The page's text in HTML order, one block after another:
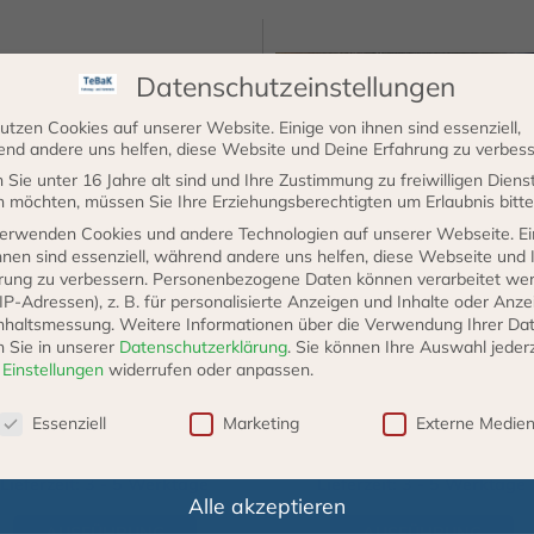
Kühlwasserschlauch
Abmessungen
Lieferzeit: 3 - 5 Werktage
Kühlwasserschlauch Type
….
ab
Lieferzeit: 3 - 5 Werktage
Dieses
Produkt
weist
mehrere
Varianten
auf.
Die
Optionen
können
auf
Produktseite
Datenschutzeinstellungen
Cookies auf unserer Website. Einige von ihnen sind essenziell,
andere uns helfen, diese Website und Deine Erfahrung zu
Sie unter 16 Jahre alt sind und Ihre Zustimmung zu freiwilligen
möchten, müssen Sie Ihre Erziehungsberechtigten um Erlaubnis
Cookies und andere Technologien auf unserer Webseite.
sind essenziell, während andere uns helfen, diese Webseite und
zu verbessern. Personenbezogene Daten können verarbeitet
Adressen), z. B. für personalisierte Anzeigen und Inhalte oder
Weitere Informationen über die Verwendung Ihrer
Sie in unserer Datenschutzerklärung. Sie können Ihre Auswahl
Einstellungen widerrufen oder anpassen.
Essenziell Marketing Externe Medien
Alle akzeptieren